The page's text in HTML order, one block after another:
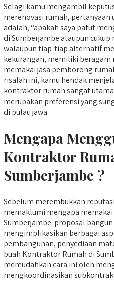
Selagi kamu mengambil
merenovasi rumah,
adalah, “apakah saya patut
di Sumberjambe ataupun cukup
walaupun tiap-tiap alternatif
kekurangan, memiliki
memakai jasa pemborong
risalah ini, kamu hendak
kontraktor rumah sangat
merupakan preferensi yang
di pulau jawa.
Mengapa
Kontraktor
Sumberjambe ?
Sebelum merembukkan
memaklumi mengapa
Sumberjambe. proposal
mengimplikasikan berbagai
pembangunan, penyediaan
buah Kontraktor Rumah di
memudahkan cara ini oleh
mengkoordinasikan